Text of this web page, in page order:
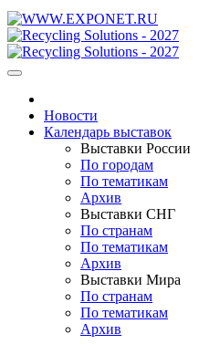
Новости
Календарь выставок
Выставки России
По городам
По тематикам
Архив
Выставки СНГ
По странам
По тематикам
Архив
Выставки Мира
По странам
По тематикам
Архив